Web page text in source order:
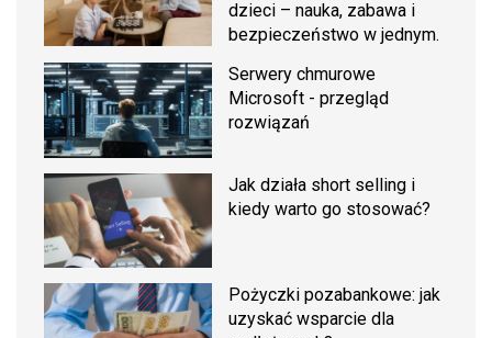
dzieci – nauka, zabawa i
bezpieczeństwo w jednym.
Serwery chmurowe
Microsoft - przegląd
rozwiązań
Jak działa short selling i
kiedy warto go stosować?
Pożyczki pozabankowe: jak
uzyskać wsparcie dla